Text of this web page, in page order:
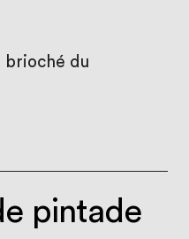
brioché du
pintade